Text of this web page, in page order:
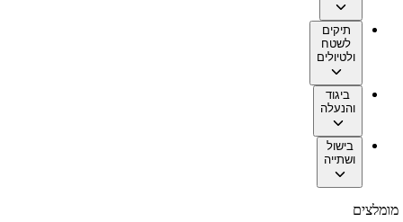
תיקים
לשטח
ולטיולים
ביגוד
והנעלה
בישול
ושתייה
מומלצים